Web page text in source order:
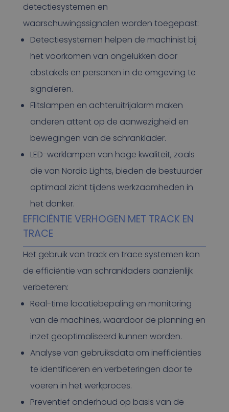
detectiesystemen en
waarschuwingssignalen worden toegepast:
Detectiesystemen helpen de machinist bij
het voorkomen van ongelukken door
obstakels en personen in de omgeving te
signaleren.
Flitslampen en achteruitrijalarm maken
anderen attent op de aanwezigheid en
bewegingen van de schranklader.
LED-werklampen van hoge kwaliteit, zoals
die van Nordic Lights, bieden de bestuurder
optimaal zicht tijdens werkzaamheden in
het donker.
EFFICIËNTIE VERHOGEN MET TRACK EN
TRACE
Het gebruik van track en trace systemen kan
de efficiëntie van schrankladers aanzienlijk
verbeteren:
Real-time locatiebepaling en monitoring
van de machines, waardoor de planning en
inzet geoptimaliseerd kunnen worden.
Analyse van gebruiksdata om inefficiënties
te identificeren en verbeteringen door te
voeren in het werkproces.
Preventief onderhoud op basis van de